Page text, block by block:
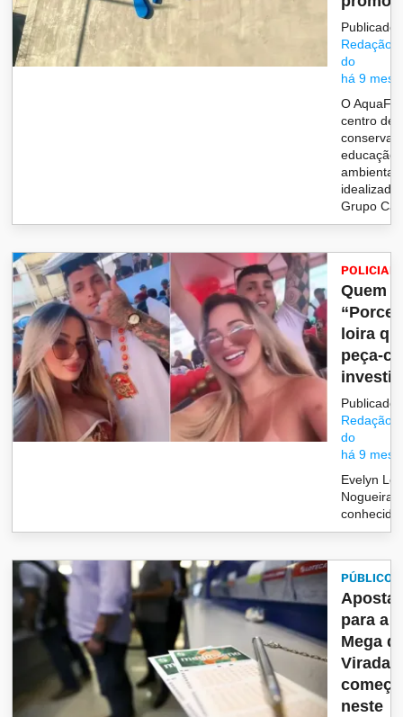
Publicado
Redação/
do
há 9
O
centro de
educação
ambiental
idealizado
Grupo
POLICIAL
Quem é
loira
peça-
Publicado
Redação/
do
há 9
Evelyn
Nogueira
PÚBLICO
para a
Mega
Virada
neste